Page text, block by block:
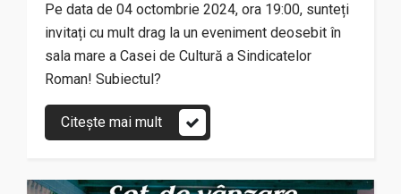
Pe data de 04 octombrie 2024, ora 19:00, sunteți
invitați cu mult drag la un eveniment deosebit în
sala mare a Casei de Cultură a Sindicatelor
Roman! Subiectul?
Citește mai mult